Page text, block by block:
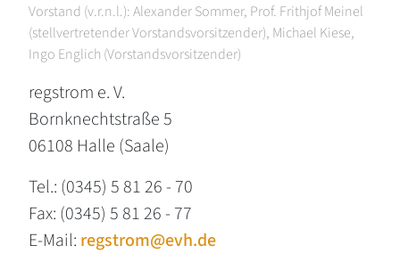
Vorstand (v.r.n.l.): Alexander Sommer, Prof. Frithjof Meinel
(stellvertretender Vorstandsvorsitzender), Michael Kiese,
Ingo Englich (Vorstandsvorsitzender)
regstrom e. V.
Bornknechtstraße 5
06108 Halle (Saale)
Tel.: (0345) 5 81 26 - 70
Fax: (0345) 5 81 26 - 77
E-Mail: regstrom@evh.de